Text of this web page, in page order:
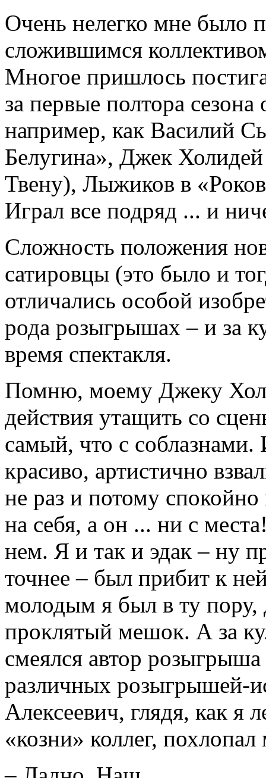
Очень нелегко мне было
сложившимся
Многое пришлось
за первые полтора
например, как Василий
Белугина», Джек
Твену), Лыжиков в
Играл все подряд ... и
Сложность положения
сатировцы (это было и
отличались особой
рода розыгрышах – и за
время спектакля.
Помню, моему Джеку
действия утащить со
самый, что с
красиво, артистично
не раз и потому
на себя, а он ... ни с
нем. Я и так и эдак – ну
точнее – был прибит к
молодым я был в ту пору,
проклятый мешок. А за
смеялся автор
различных розыгрышей-
Алексеевич, глядя, как я
«козни» коллег,